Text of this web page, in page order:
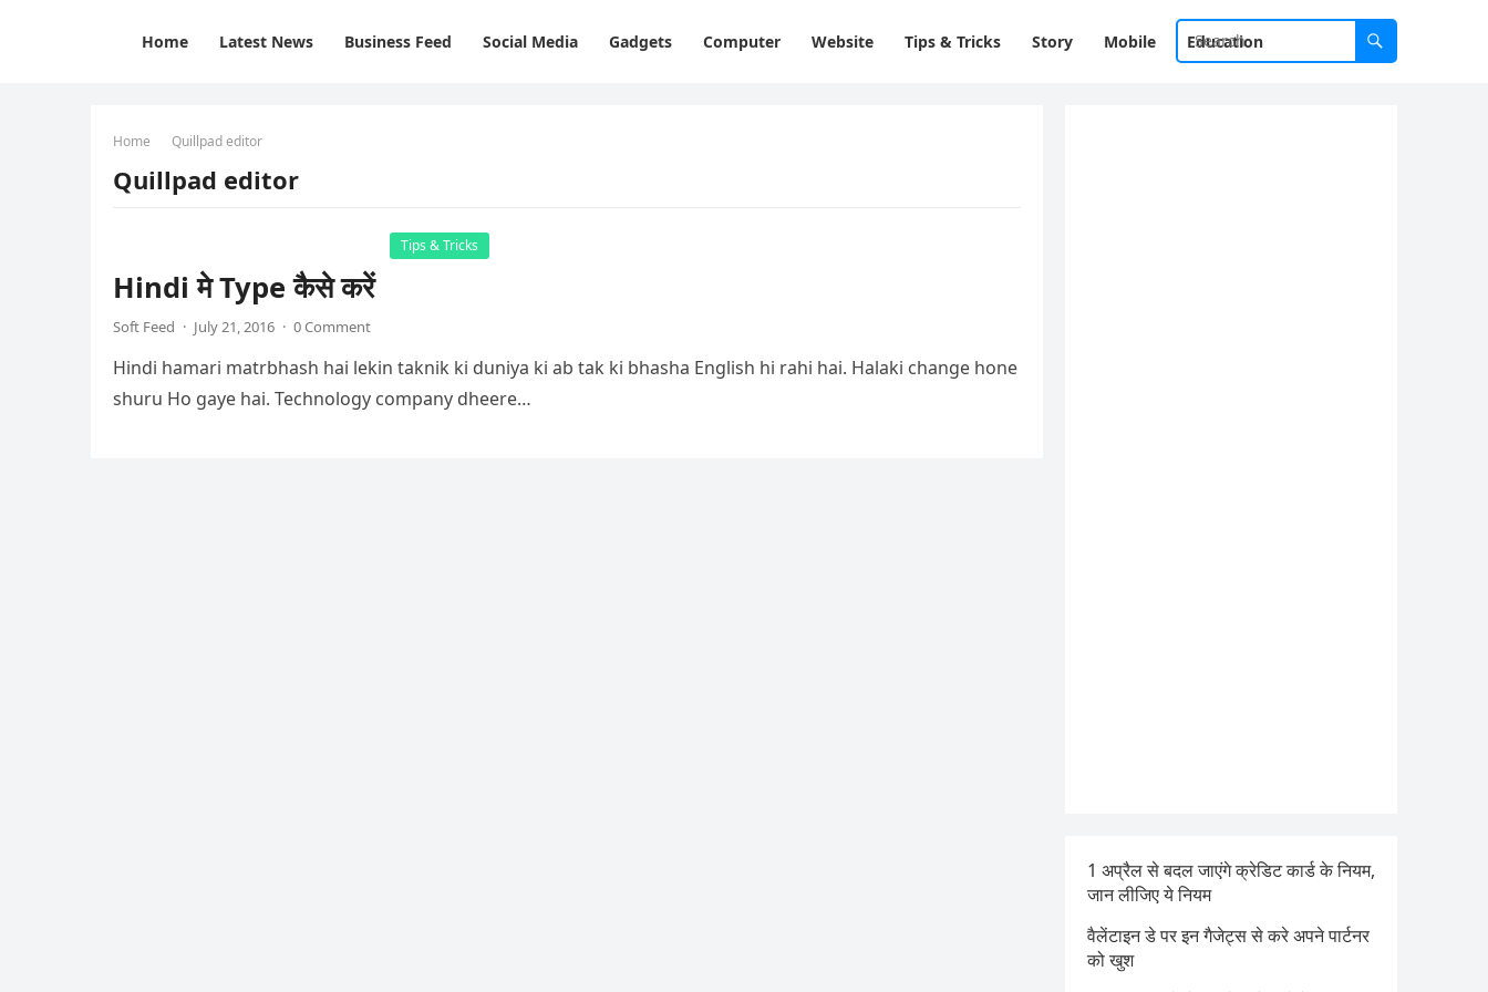
Home Latest News Business Feed Social Media Gadgets Computer Website Tips & Tricks Story Mobile Education
Home Quillpad editor
Quillpad editor
Tips & Tricks
Hindi मे Type कैसे करें
Soft Feed · July 21, 2016 · 0 Comment
Hindi hamari matrbhash hai lekin taknik ki duniya ki ab tak ki bhasha English hi rahi hai. Halaki change hone
shuru Ho gaye hai. Technology company dheere…
1 अप्रैल से बदल जाएंगे क्रेडिट कार्ड के नियम,
जान लीजिए ये नियम
वैलेंटाइन डे पर इन गैजेट्स से करे अपने पार्टनर
को खुश